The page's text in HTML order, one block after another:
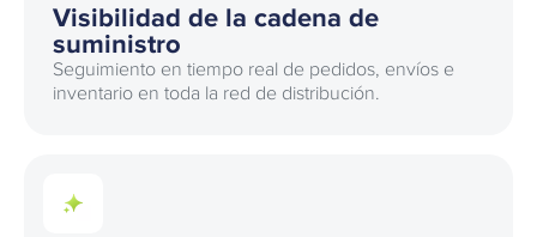
Visibilidad de la cadena de
suministro
Seguimiento en tiempo real de pedidos, envíos e
inventario en toda la red de distribución.